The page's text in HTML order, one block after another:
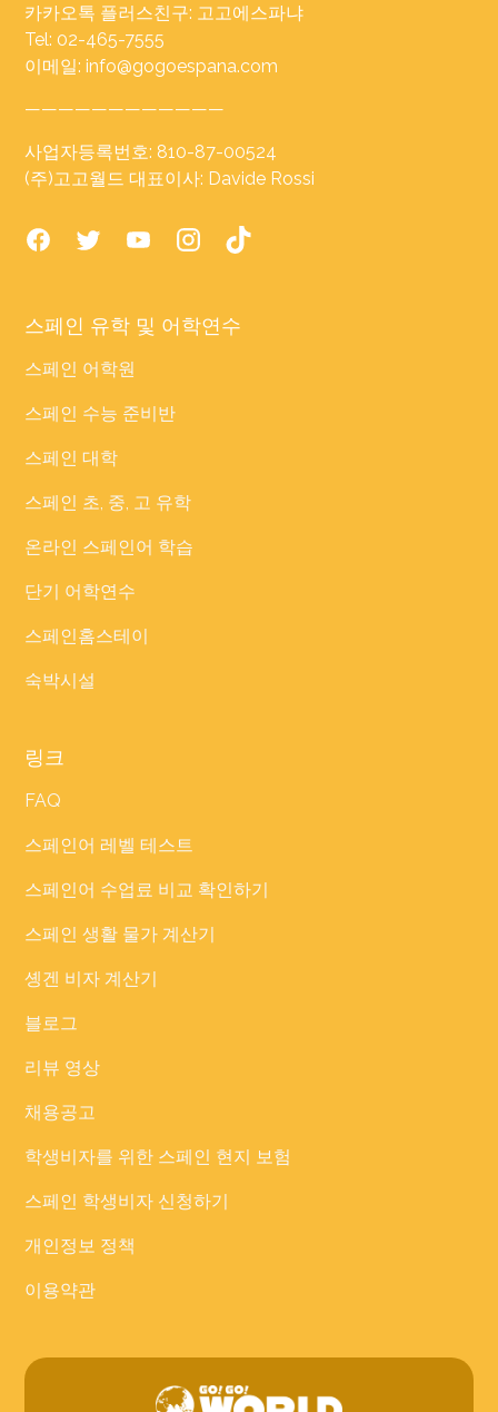
카카오톡 플러스친구: 고고에스파냐
Tel: 02-465-7555
이메일: info@gogoespana.com
————————————
사업자등록번호: 810-87-00524
(주)고고월드 대표이사: Davide Rossi
스페인 유학 및 어학연수
스페인 어학원
스페인 수능 준비반
스페인 대학
스페인 초, 중, 고 유학
온라인 스페인어 학습
단기 어학연수
스페인홈스테이
숙박시설
링크
FAQ
스페인어 레벨 테스트
스페인어 수업료 비교 확인하기
스페인 생활 물가 계산기
솅겐 비자 계산기
블로그
리뷰 영상
채용공고
학생비자를 위한 스페인 현지 보험
스페인 학생비자 신청하기
개인정보 정책
이용약관